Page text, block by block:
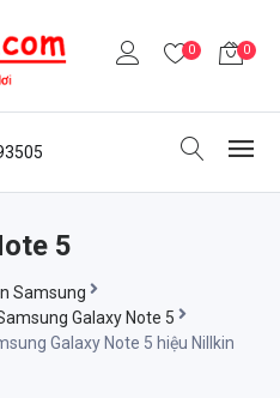
0 0
5
Samsung
Galaxy Note 5
Galaxy Note 5 hiệu Nillkin